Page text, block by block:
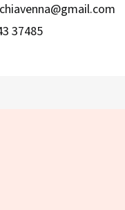
37485